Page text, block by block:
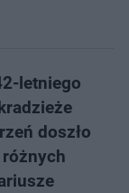
letniego
doszło